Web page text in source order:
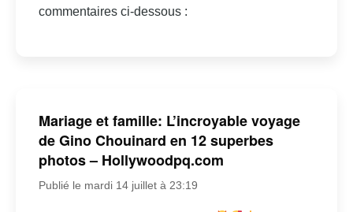
commentaires ci-dessous :
Mariage et famille: L’incroyable voyage
de Gino Chouinard en 12 superbes
photos – Hollywoodpq.com
Publié le mardi 14 juillet à 23:19